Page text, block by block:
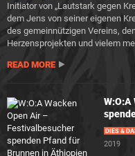
Initiator von „Lautstark gegen
dem Jens von seiner eigenen
des gemeinnützigen Vereins,
Herzensprojekten und vielem
READ MORE
W:O:A
DIES &
2019